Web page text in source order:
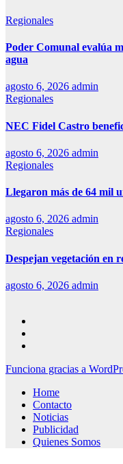
Regionales
Poder Comunal evalúa
agua
agosto 6, 2026 admin
Regionales
NEC Fidel Castro
agosto 6, 2026 admin
Regionales
Llegaron más de 64 mil
agosto 6, 2026 admin
Regionales
Despejan vegetación en
agosto 6, 2026 admin
Funciona gracias a
Home
Contacto
Noticias
Publicidad
Quienes Somos